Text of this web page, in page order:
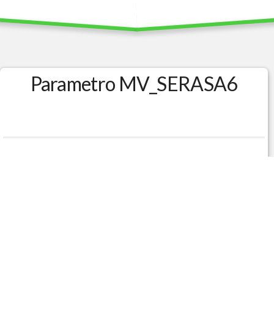
Parametro MV_SERASA6